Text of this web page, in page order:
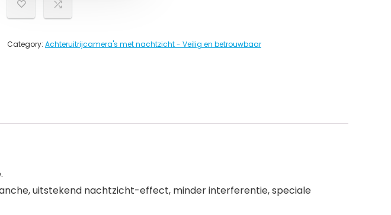
Category: Achteruitrijcamera's met nachtzicht - Veilig en betrouwbaar
uitstekend nachtzicht-effect, minder interferentie, speciale